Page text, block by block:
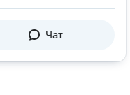
Чат